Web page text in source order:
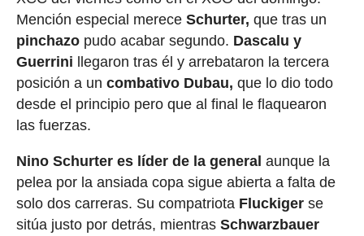
Mención especial merece Schurter, que tras un
pinchazopudo acabar segundo. Dascalu y
Guerrini llegaron tras él y arrebataron la tercera
posición a un combativo Dubau, que lo dio todo
desde el principio pero que al final le flaquearon
las fuerzas.
Nino Schurter es líder de la general aunque la
pelea por la ansiada copa sigue abierta a falta de
solo dos carreras. Su compatriota Fluckigerse
sitúa justo por detrás, mientras Schwarzbauer